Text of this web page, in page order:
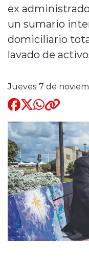
Entrevistas
Quienes
ex
un sumario
domiciliario
lavado de
Jueves 7 de